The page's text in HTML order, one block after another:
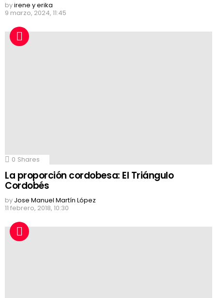
byirene y erika
9 marzo, 2024, 11:45
0 Shares
La proporción cordobesa: El Triángulo
Cordobés
by Jose Manuel Martín López
11 febrero, 2018, 10:30